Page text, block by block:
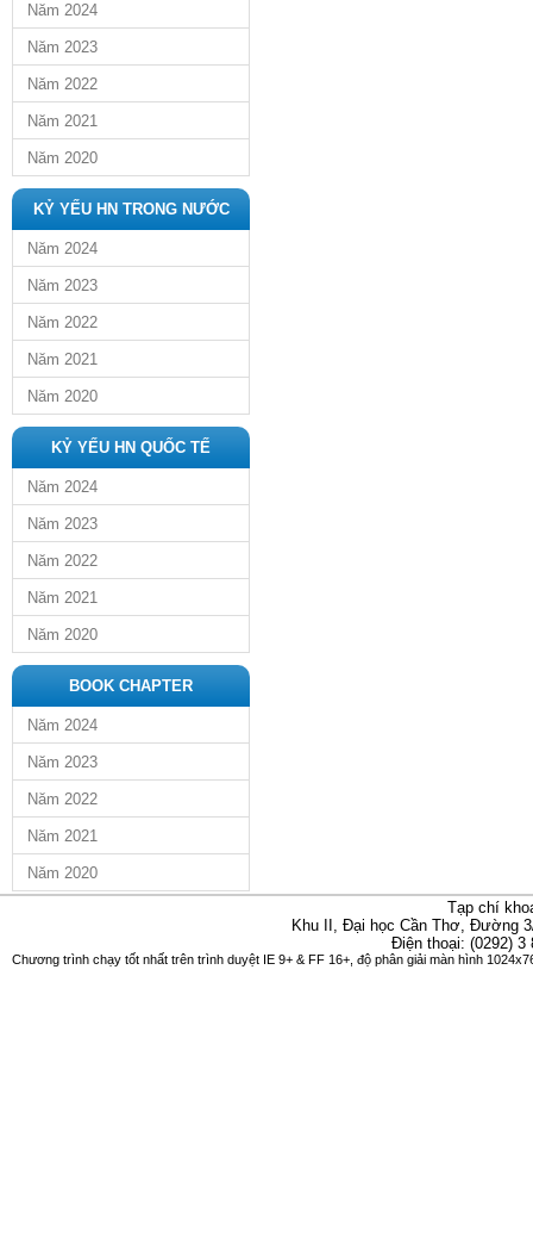
Năm 2024
Năm 2023
Năm 2022
Năm 2021
Năm 2020
KỶ YẾU HN TRONG NƯỚC
Năm 2024
Năm 2023
Năm 2022
Năm 2021
Năm 2020
KỶ YẾU HN QUỐC TẾ
Năm 2024
Năm 2023
Năm 2022
Năm 2021
Năm 2020
BOOK CHAPTER
Năm 2024
Năm 2023
Năm 2022
Năm 2021
Năm 2020
Tạp chí
Khu II, Đại học Cần Thơ, Đường
Điện thoại: (0292)
Chương trình chạy tốt nhất trên trình duyệt IE 9+ & FF 16+, độ phân giải màn hình